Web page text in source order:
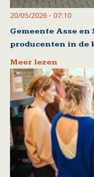
20/05/2026 - 07:10
Gemeente Asse
producenten in de
Meer lezen